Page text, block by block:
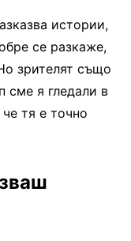
истории,
се разкаже,
зрителят също
сме я гледали в
тя е точно